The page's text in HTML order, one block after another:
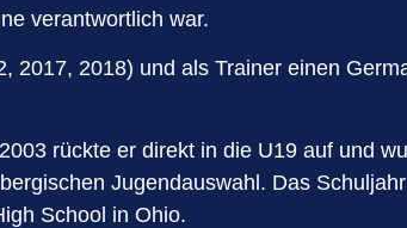
verantwortlich war.
2018) und als Trainer einen
rückte er direkt in die U19 auf und
Jugendauswahl. Das
School in Ohio.